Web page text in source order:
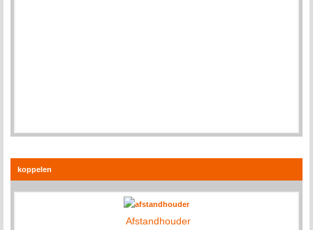
koppelen
Afstandhouder